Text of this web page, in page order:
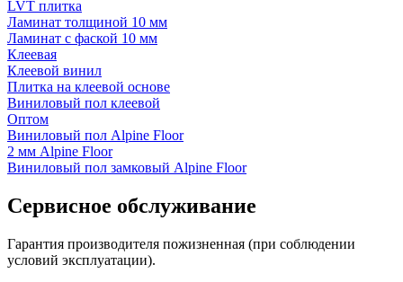
LVT плитка
Ламинат толщиной 10 мм
Ламинат с фаской 10 мм
Клеевая
Клеевой винил
Плитка на клеевой основе
Виниловый пол клеевой
Оптом
Виниловый пол Alpine Floor
2 мм Alpine Floor
Виниловый пол замковый Alpine Floor
Сервисное обслуживание
Гарантия производителя пожизненная (при соблюдении
условий эксплуатации).